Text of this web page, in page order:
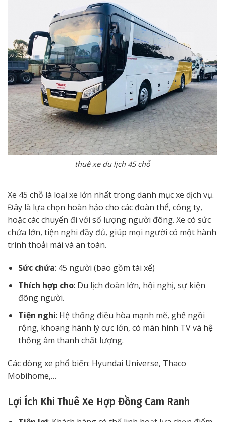
thuê xe du lịch 45 chỗ
Xe 45 chỗ là loại xe lớn nhất trong danh mục xe dịch vụ.
Đây là lựa chọn hoàn hảo cho các đoàn thể, công ty,
hoặc các chuyến đi với số lượng người đông. Xe có sức
chứa lớn, tiện nghi đầy đủ, giúp mọi người có một hành
trình thoải mái và an toàn.
Sức chứa: 45 người (bao gồm tài xế)
Thích hợp cho: Du lịch đoàn lớn, hội nghị, sự kiện
đông người.
Tiện nghi: Hệ thống điều hòa mạnh mẽ, ghế ngồi
rộng, khoang hành lý cực lớn, có màn hình TV và hệ
thống âm thanh chất lượng.
Các dòng xe phổ biến: Hyundai Universe, Thaco
Mobihome,…
Lợi Ích Khi Thuê Xe Hợp Đồng Cam Ranh